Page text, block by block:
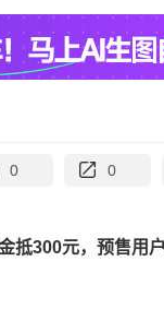
0 0
抵300元，预售用